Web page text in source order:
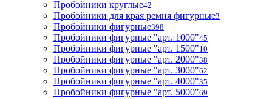
Пробойники круглые42
Пробойники для края ремня фигурные3
Пробойники фигурные398
Пробойники фигурные "арт. 1000"45
Пробойники фигурные "арт. 1500"10
Пробойники фигурные "арт. 2000"38
Пробойники фигурные "арт. 3000"62
Пробойники фигурные "арт. 4000"35
Пробойники фигурные "арт. 5000"69